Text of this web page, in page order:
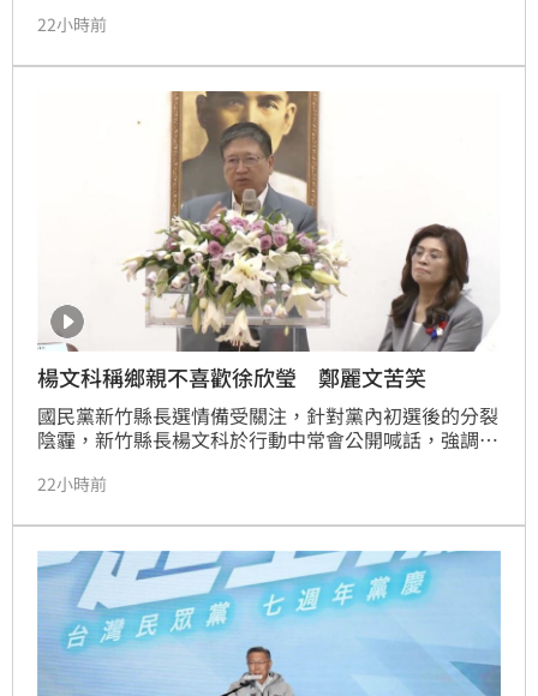
坦誠面對社會大眾，陳瑩強調，縣長參選人的清廉與誠
非私人利益，唯有建立廉潔透明的治理環境，才能贏得
22小時前
楊文科稱鄉親不喜歡徐欣瑩 鄭麗文苦笑
國民黨新竹縣長選情備受關注，針對黨內初選後的分裂
陰霾，新竹縣長楊文科於行動中常會公開喊話，強調團
22小時前